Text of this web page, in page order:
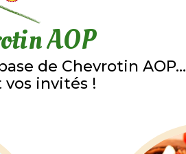
AOP
de Chevrotin AOP…
vos invités !